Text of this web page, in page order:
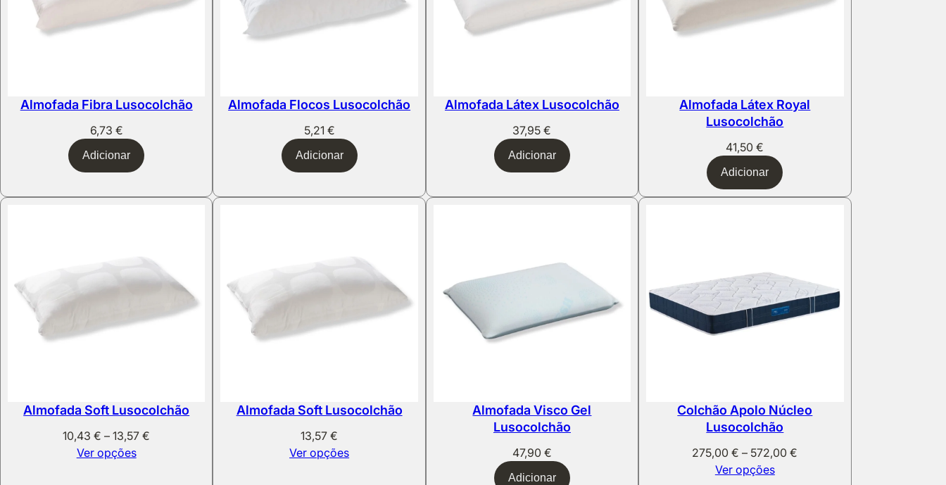
Almofada Fibra Lusocolchão
6,73 €
Adicionar
Almofada Flocos Lusocolchão
5,21 €
Adicionar
Almofada Látex Lusocolchão
37,95€
Adicionar
Almofada Látex Royal
Lusocolchão
41,50€
Adicionar
Almofada Soft Lusocolchão
10,43€ – 13,57€
Ver opções
Almofada Soft Lusocolchão
13,57€
Ver opções
Almofada Visco Gel
Lusocolchão
47,90 €
Adicionar
Colchão Apolo Núcleo
Lusocolchão
275,00€ – 572,00€
Ver opções